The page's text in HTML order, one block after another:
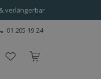
verlängerbar
01 205 19 24